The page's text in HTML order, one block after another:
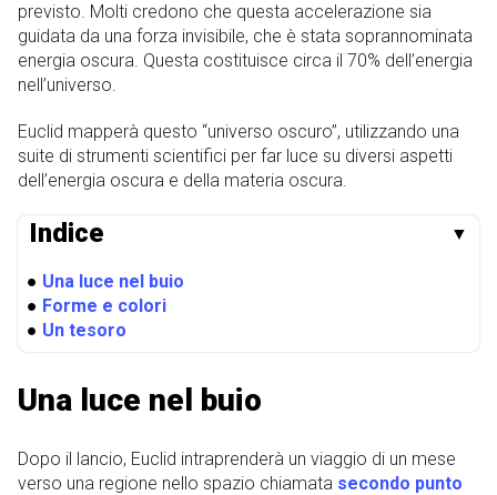
previsto. Molti credono che questa accelerazione sia
guidata da una forza invisibile, che è stata soprannominata
energia oscura. Questa costituisce circa il 70% dell’energia
nell’universo.
Euclid mapperà questo “universo oscuro”, utilizzando una
suite di strumenti scientifici per far luce su diversi aspetti
dell’energia oscura e della materia oscura.
Indice ▼
● Una luce nel buio
● Forme e colori
● Un tesoro
Una luce nel buio
Dopo il lancio, Euclid intraprenderà un viaggio di un mese
verso una regione nello spazio chiamata secondo punto